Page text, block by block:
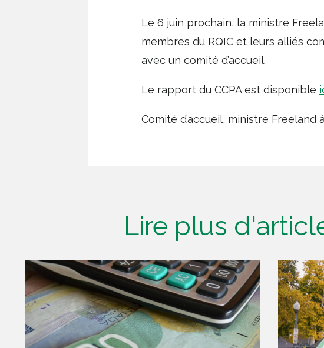
Le 6 juin prochain, la ministre
membres du RQIC et leurs alliés
avec un comité d’accueil.
Le rapport du CCPA est disponible
Comité d’accueil, ministre Freeland
Lire plus